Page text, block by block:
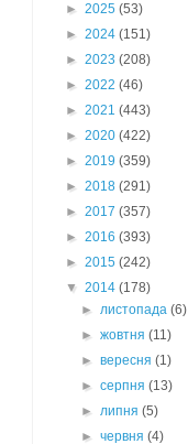
► 2025 (53)
► 2024 (151)
► 2023 (208)
► 2022 (46)
► 2021 (443)
► 2020 (422)
► 2019 (359)
► 2018 (291)
► 2017 (357)
► 2016 (393)
► 2015 (242)
▼ 2014 (178)
►листопада(6)
►жовтня(11)
►вересня(1)
►серпня(13)
►липня(5)
►червня(4)